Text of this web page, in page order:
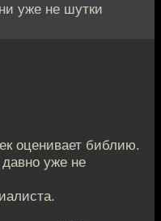
уже не шутки
оценивает библию.
уже не